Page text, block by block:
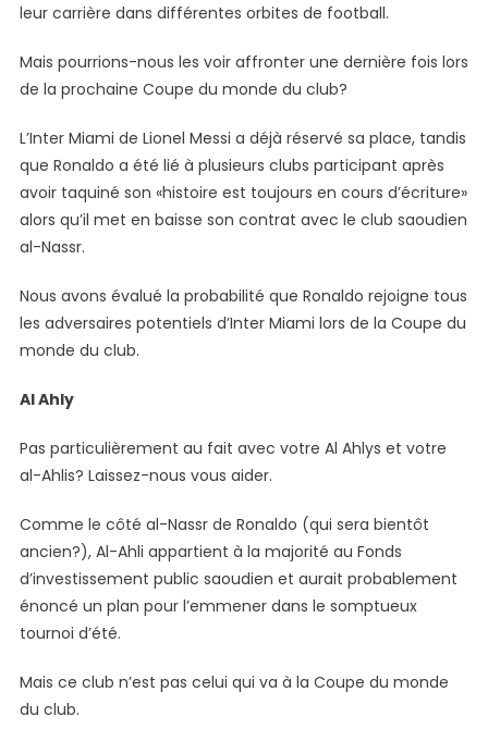
Club?
leur carrière dans différentes orbites de football.
Mais pourrions-nous les voir affronter une dernière fois lors
de la prochaine Coupe du monde du club?
L’Inter Miami de Lionel Messi a déjà réservé sa place, tandis
que Ronaldo a été lié à plusieurs clubs participant après
avoir taquiné son «histoire est toujours en cours d’écriture»
alors qu’il met en baisse son contrat avec le club saoudien
al-Nassr.
Nous avons évalué la probabilité que Ronaldo rejoigne tous
les adversaires potentiels d’Inter Miami lors de la Coupe du
monde du club.
Al Ahly
Pas particulièrement au fait avec votre Al Ahlys et votre
al-Ahlis? Laissez-nous vous aider.
Comme le côté al-Nassr de Ronaldo (qui sera bientôt
ancien?), Al-Ahli appartient à la majorité au Fonds
d’investissement public saoudien et aurait probablement
énoncé un plan pour l’emmener dans le somptueux
tournoi d’été.
Mais ce club n’est pas celui qui va à la Coupe du monde
du club.